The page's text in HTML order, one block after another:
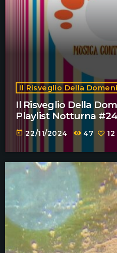
Il Risveglio Della
Il Risveglio Della
Playlist Notturna #24
today 22/11/2024 47 12